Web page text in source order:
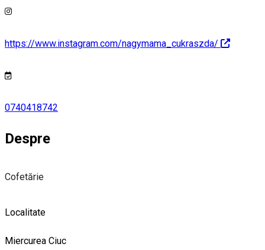
https://www.instagram.com/nagymama_cukraszda/
0740418742
Despre
Cofetărie
Localitate
Miercurea Ciuc